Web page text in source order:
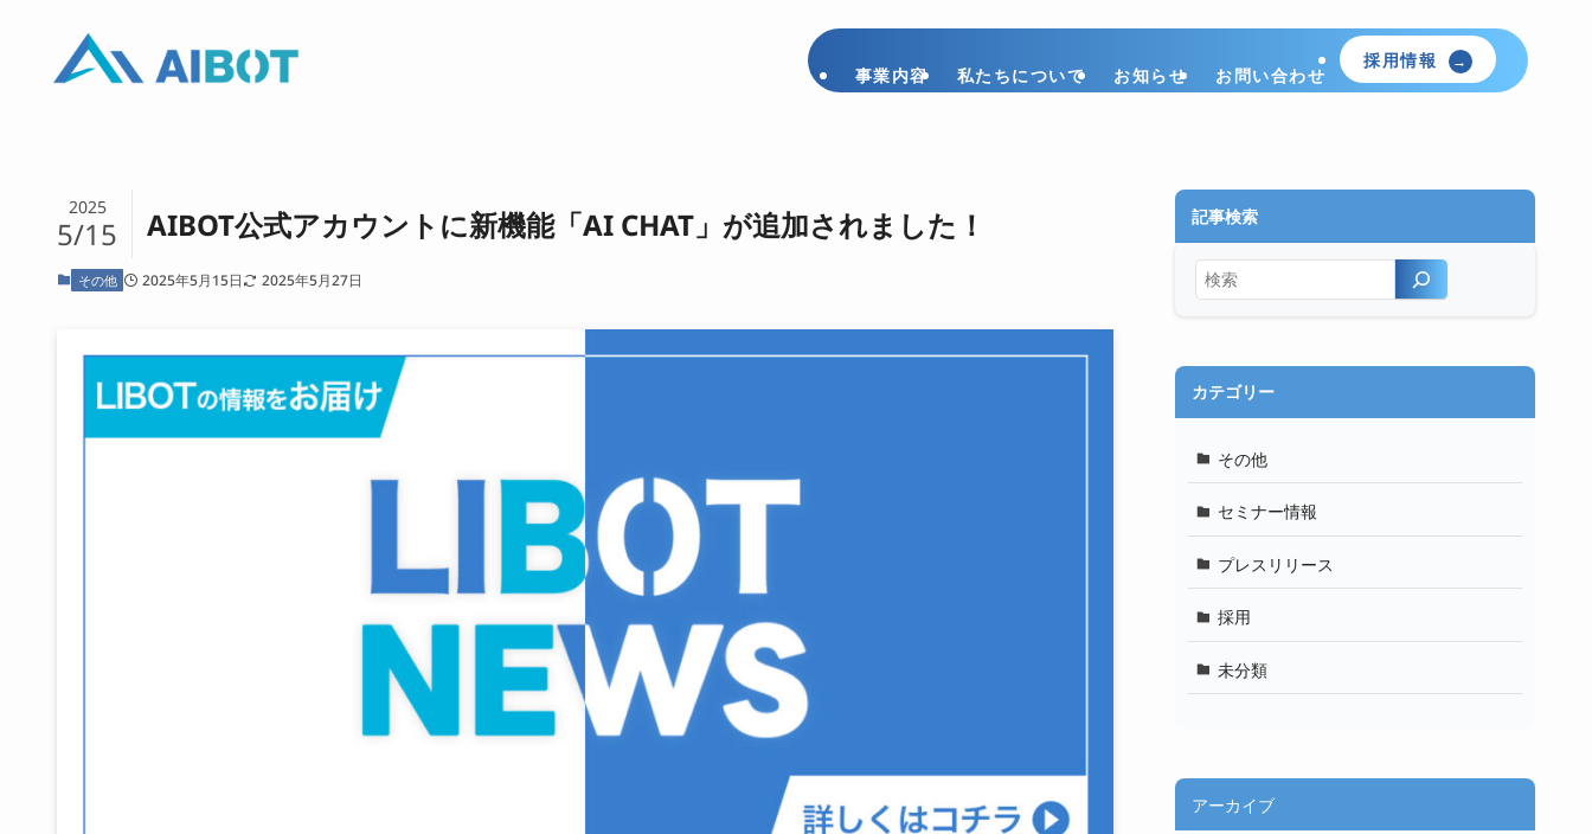
事業内容 私たちについて お知らせ お問い合わせ
採用情報
AIBOT公式アカウントに新機能「AI CHAT」が追加されました！
2025
5/15
その他 2025年5月15日 2025年5月27日
記事検索
検索
カテゴリー
その他
セミナー情報
プレスリリース
採用
未分類
アーカイブ